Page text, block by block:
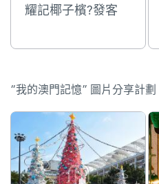
耀記椰子檳?發客